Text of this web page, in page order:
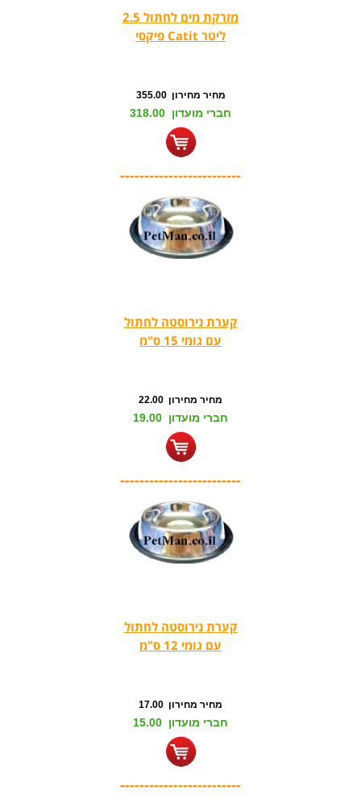
מזרקת מים לחתול 2.5
ליטר Catit פיקסי
מחיר מחירון 355.00
חברי מועדון 318.00
-------------------------
קערת נירוסטה לחתול
עם גומי 15 ס"מ
מחיר מחירון 22.00
חברי מועדון 19.00
-------------------------
קערת נירוסטה לחתול
עם גומי 12 ס"מ
מחיר מחירון 17.00
חברי מועדון 15.00
-------------------------